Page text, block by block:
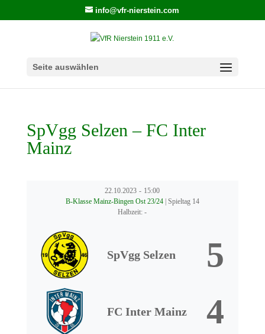
info@vfr-nierstein.com
Seite auswählen
SpVgg Selzen – FC Inter
Mainz
22.10.2023 - 15:00
B-Klasse Mainz-Bingen Ost 23/24 | Spieltag 14
Halbzeit: -
SpVgg Selzen 5
FC Inter Mainz 4